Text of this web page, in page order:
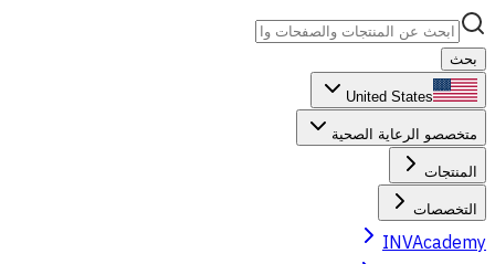
بحث
United States
متخصصو الرعاية الصحية
المنتجات
التخصصات
INVAcademy